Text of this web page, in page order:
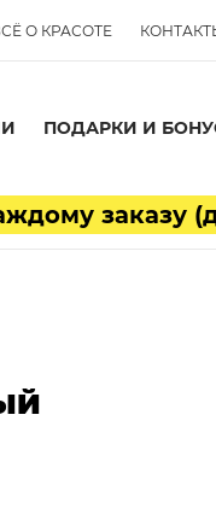
О КРАСОТЕ
ПОДАРКИ И
заказу